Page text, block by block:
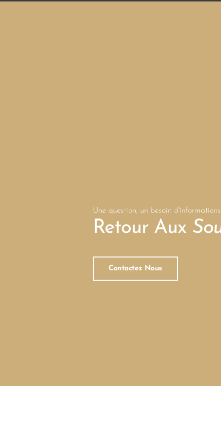
Une question, un besoin
Retour Aux
Contactez Nous